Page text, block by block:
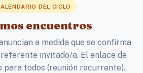
DEL CICLO
encuentros
a medida que se confirma
invitado/a. El enlace de
para todos (reunión recurrente).